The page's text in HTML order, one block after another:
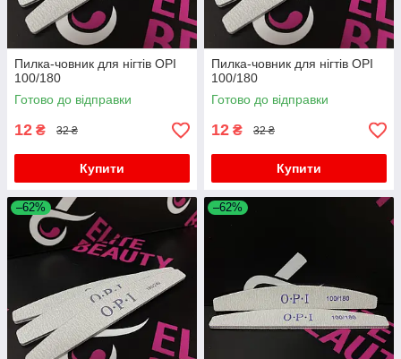
Пилка-човник для нігтів OPI
100/180
Готово до відправки
12 ₴ 32 ₴
Купити
Пилка-човник для нігтів OPI
100/180
Готово до відправки
12 ₴ 32 ₴
Купити
–62% –62%